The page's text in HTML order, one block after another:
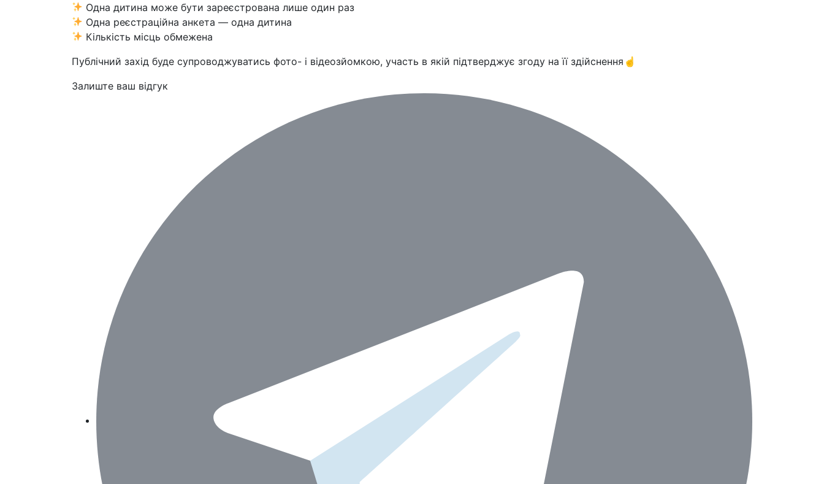
Одна дитина може бути зареєстрована лише один раз
Одна реєстраційна анкета — одна дитина
Кількість місць обмежена
Публічний захід буде супроводжуватись фото- і відеозйомкою, участь в якій підтверджує згоду на її здійснення☝️
Залиште ваш відгук